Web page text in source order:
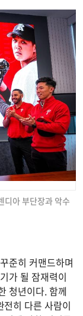
디아 부단장과 악수
준히 커맨드하며
가 될 잠재력이
청년이다. 함께
히 다른 사람이